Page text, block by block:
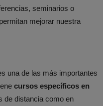
seminarios o
mejorar nuestra
una de las más importantes
cursos específicos en
de distancia como en